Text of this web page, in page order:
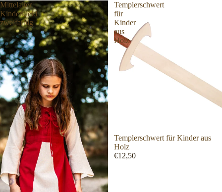
Mittelalter
Kinderkleid
zweifarbig
Templerschwert
für
Kinder
aus
Holz
Templerschwert für Kinder aus
Holz
€12,50